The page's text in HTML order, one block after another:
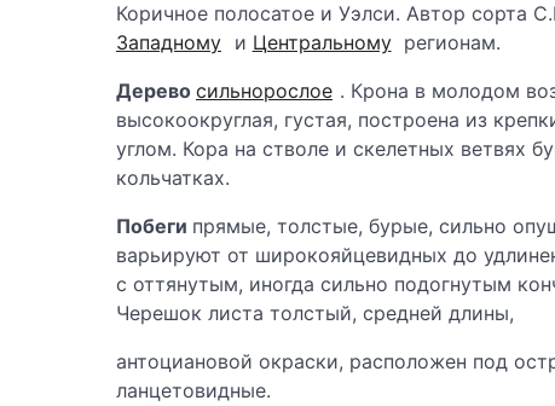
Коричное полосатое и Уэлси. Автор сорта
Западному и Центральному регионам.
Дерево сильнорослое . Крона в молодом
высокоокруглая, густая, построена из
углом. Кора на стволе и скелетных ветвях
кольчатках.
Побеги прямые, толстые, бурые, сильно
варьируют от широкояйцевидных до
с оттянутым, иногда сильно подогнутым
Черешок листа толстый, средней длины,
антоциановой окраски, расположен под
ланцетовидные.